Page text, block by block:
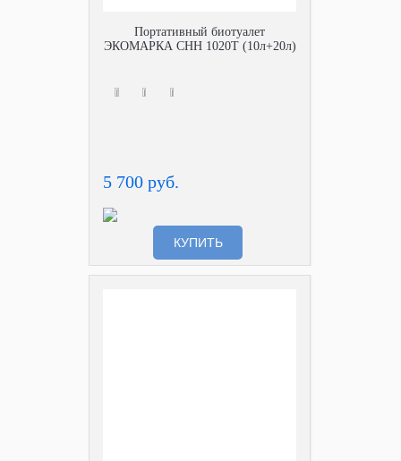
Портативный биотуалет
ЭКОМАРКА СНН 1020Т (10л+20л)
5 700 руб.
КУПИТЬ